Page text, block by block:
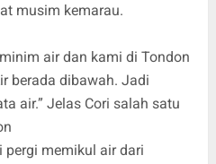
musim kemarau.
air dan kami di Tondon
berada dibawah. Jadi
air.” Jelas Cori salah satu
pergi memikul air dari